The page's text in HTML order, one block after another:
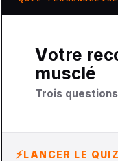
Votre recommandation sur un nouveau projet
musclé
Trois
LANCER LE